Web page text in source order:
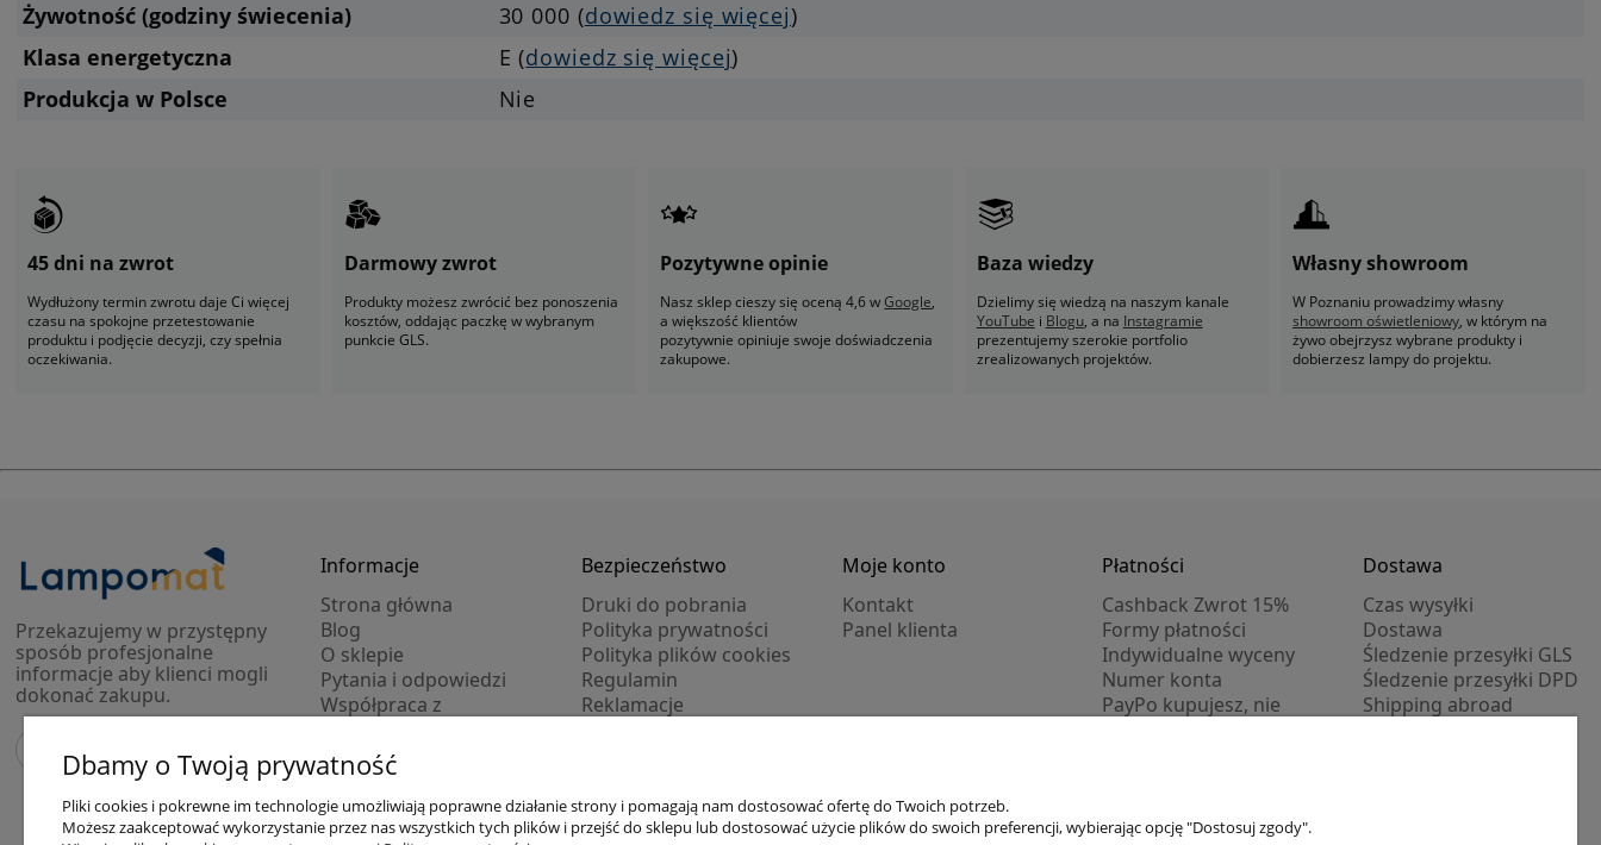
Żywotność (godziny świecenia)
30 000 (dowiedz się więcej)
Klasa energetyczna
E (dowiedz się więcej)
Produkcja w Polsce
Nie
45 dni na zwrot
Wydłużony termin zwrotu daje Ci więcej
czasu na spokojne przetestowanie
produktu i podjęcie decyzji, czy spełnia
oczekiwania.
Darmowy zwrot
Produkty możesz zwrócić bez ponoszenia
kosztów, oddając paczkę w wybranym
punkcie GLS.
Pozytywne opinie
Nasz sklep cieszy się oceną 4,6 wGoogle,
a większość klientów
pozytywnie opiniuje swoje doświadczenia
zakupowe.
Baza wiedzy
Dzielimy się wiedzą na naszym kanale
YouTube i Blogu, a na Instagramie
prezentujemy szerokie portfolio
zrealizowanych projektów.
Własny showroom
W Poznaniu prowadzimy własny
showroom oświetleniowy, w którym na
żywo obejrzysz wybrane produkty i
dobierzesz lampy do projektu.
Przekazujemy w przystępny
sposób profesjonalne
informacje aby klienci mogli
dokonać zakupu.
Informacje
Strona główna
Blog
O sklepie
Pytania i odpowiedzi
Współpraca z
Modele 3D lamp
Outlet
Bezpieczeństwo
Druki do pobrania
Polityka prywatności
Polityka plików cookies
Regulamin
Reklamacje
Moje konto
Kontakt
Panel klienta
Płatności
Cashback Zwrot 15%
Formy płatności
Indywidualne wyceny
Numer konta
PayPo kupujesz, nie
Dostawa
Czas wysyłki
Dostawa
Śledzenie przesyłki GLS
Śledzenie przesyłki DPD
Shipping abroad
Zarejestruj się/Zaloguj się
Dbamy o Twoją prywatność
Pliki cookies i pokrewne im technologie umożliwiają poprawne działanie strony i pomagają nam dostosować ofertę do Twoich potrzeb.
Możesz zaakceptować wykorzystanie przez nas wszystkich tych plików i przejść do sklepu lub dostosować użycie plików do swoich preferencji, wybierając opcję "Dostosuj zgody".